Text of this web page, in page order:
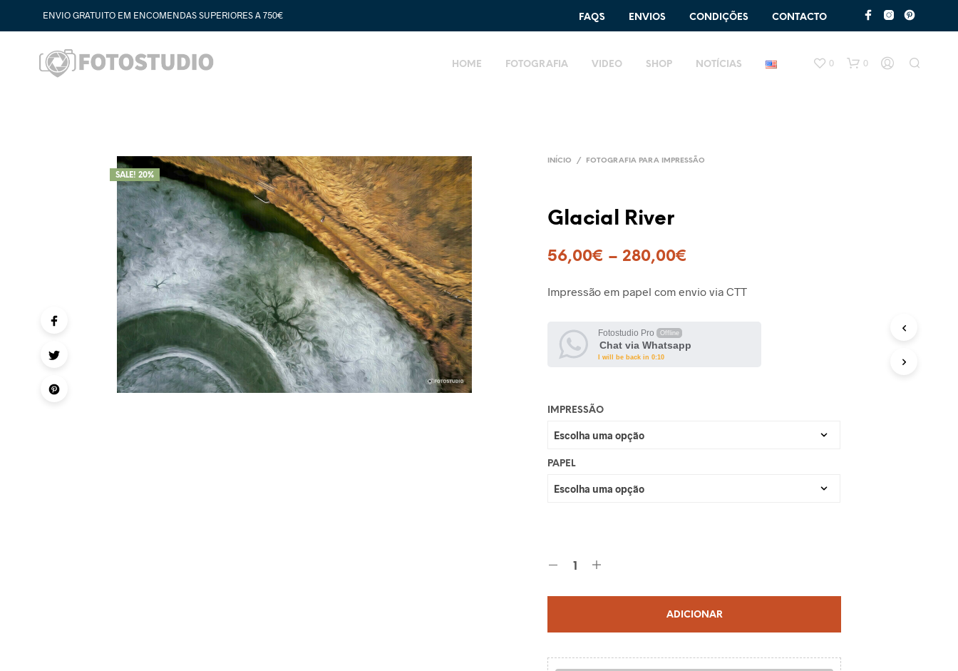
ENVIO GRATUITO EM ENCOMENDAS SUPERIORES A 750€ FAQ´S ENVIOS CONDIÇÕES CONTACTO
HOME FOTOGRAFIA VIDEO SHOP NOTÍCIAS 0 0
SALE! 20%
INÍCIO / FOTOGRAFIA PARA IMPRESSÃO
Glacial River
56,00€ – 280,00€
Impressão em papel com envio via CTT
Fotostudio Pro Offline
Chat via Whatsapp
I will be back in 0:10
IMPRESSÃO
PAPEL
ADICIONAR